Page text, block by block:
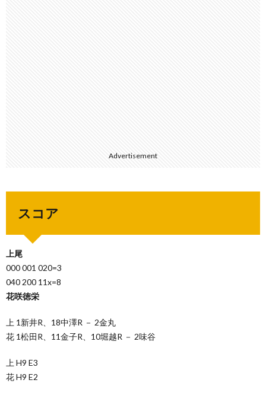
Advertisement
スコア
上尾
000 001 020=3
040 200 11x=8
花咲徳栄
上 1新井R、18中澤R － 2金丸
花 1松田R、11金子R、10堀越R － 2味谷
上 H9 E3
花 H9 E2